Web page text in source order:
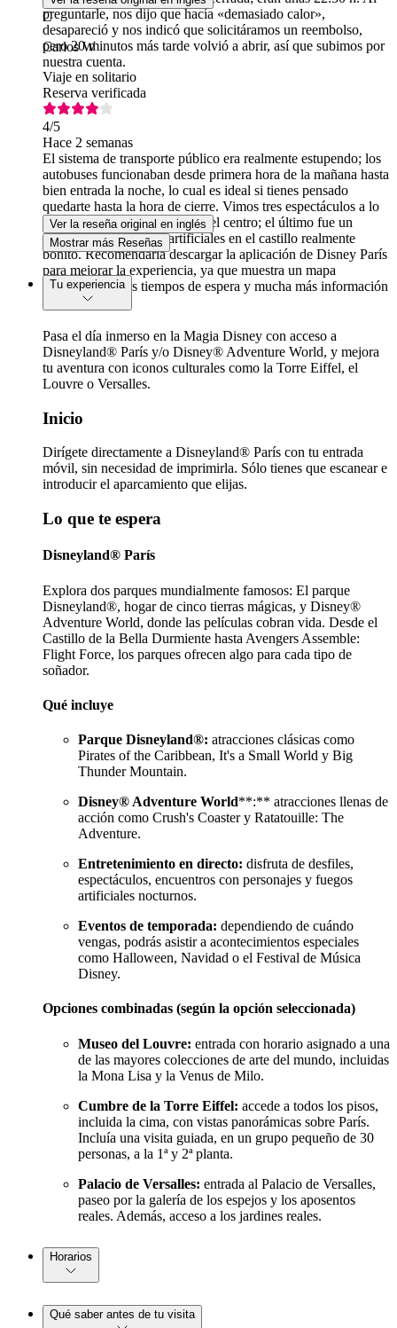
preguntarle, nos dijo que hacía «demasiado calor»,
desapareció y nos indicó que solicitáramos un reembolso,
pero 20 minutos más tarde volvió a abrir, así que subimos por
nuestra cuenta.
C
Carlos W
Viaje en solitario
Reserva verificada
4/5
Hace 2 semanas
El sistema de transporte público era realmente estupendo; los
autobuses funcionaban desde primera hora de la mañana hasta
bien entrada la noche, lo cual es ideal si tienes pensado
quedarte hasta la hora de cierre. Vimos tres espectáculos a lo
largo del día y de la noche en el centro; el último fue un
espectáculo de fuegos artificiales en el castillo realmente
bonito. Recomendaría descargar la aplicación de Disney París
para mejorar la experiencia, ya que muestra un mapa
completo con los tiempos de espera y mucha más información
Ver la reseña original en inglés
Mostrar más Reseñas
Tu experiencia
Pasa el día inmerso en la Magia Disney con acceso a
Disneyland® París y/o Disney® Adventure World, y mejora
tu aventura con iconos culturales como la Torre Eiffel, el
Louvre o Versalles.
Inicio
Dirígete directamente a Disneyland® París con tu entrada
móvil, sin necesidad de imprimirla. Sólo tienes que escanear e
introducir el aparcamiento que elijas.
Lo que te espera
Disneyland® París
Explora dos parques mundialmente famosos: El parque
Disneyland®, hogar de cinco tierras mágicas, y Disney®
Adventure World, donde las películas cobran vida. Desde el
Castillo de la Bella Durmiente hasta Avengers Assemble:
Flight Force, los parques ofrecen algo para cada tipo de
soñador.
Qué incluye
Parque Disneyland®: atracciones clásicas como
Pirates of the Caribbean, It's a Small World y Big
Thunder Mountain.
Disney® Adventure World**:** atracciones llenas de
acción como Crush's Coaster y Ratatouille: The
Adventure.
Entretenimiento en directo: disfruta de desfiles,
espectáculos, encuentros con personajes y fuegos
artificiales nocturnos.
Eventos de temporada: dependiendo de cuándo
vengas, podrás asistir a acontecimientos especiales
como Halloween, Navidad o el Festival de Música
Disney.
Opciones combinadas (según la opción seleccionada)
Museo del Louvre: entrada con horario asignado a una
de las mayores colecciones de arte del mundo, incluidas
la Mona Lisa y la Venus de Milo.
Cumbre de la Torre Eiffel: accede a todos los pisos,
incluida la cima, con vistas panorámicas sobre París.
Incluía una visita guiada, en un grupo pequeño de 30
personas, a la 1ª y 2ª planta.
Palacio de Versalles: entrada al Palacio de Versalles,
paseo por la galería de los espejos y los aposentos
reales. Además, acceso a los jardines reales.
Horarios
Qué saber antes de tu visita